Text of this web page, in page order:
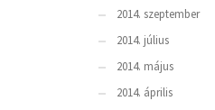
2014. szeptember
2014. július
2014. május
2014. április